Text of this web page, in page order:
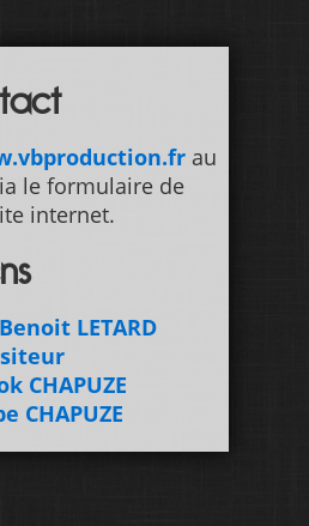
au
le formulaire de
internet.
LETARD
CHAPUZE
CHAPUZE